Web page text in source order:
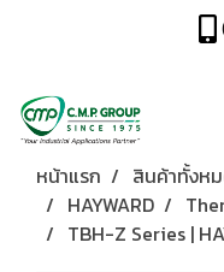
หน้าแรก สินค้าทั้งห
HAYWARD
TBH-Z Series |